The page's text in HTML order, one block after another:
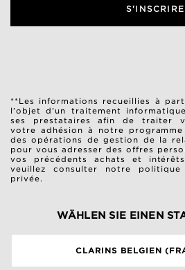
S'INSCRIRE
**Les informations recueillies à
l’objet d’un traitement
ses prestataires afin de traiter
votre adhésion à notre
des opérations de gestion de la
pour vous adresser des offres
vos précédents achats et
veuillez consulter notre
privée.
WÄHLEN SIE EINEN
CLARINS BELGIEN